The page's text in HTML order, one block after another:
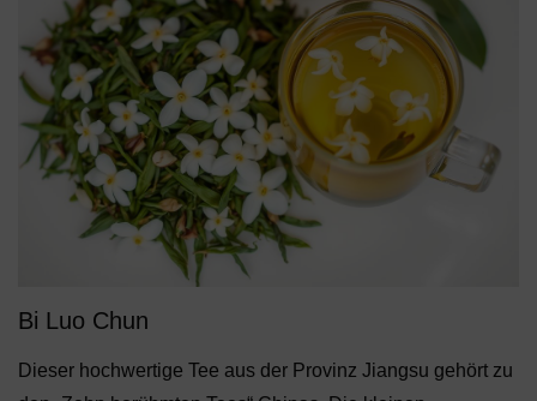
Bi Luo Chun
Dieser hochwertige Tee aus der Provinz Jiangsu gehört zu